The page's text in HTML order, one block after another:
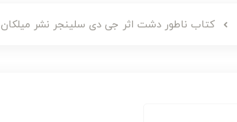
کتاب ناطور دشت اثر جی دی سلینجر نشر میلکان